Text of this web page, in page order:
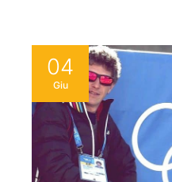
04
Giu